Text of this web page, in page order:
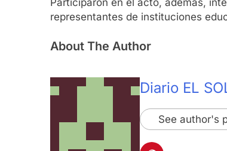
representantes de instituciones
About The Author
Diario EL
See author's